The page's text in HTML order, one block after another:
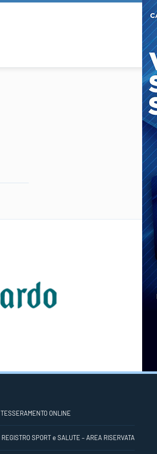
TESSERAMENTO ONLINE
REGISTRO SPORT e SALUTE – AREA RISERVATA